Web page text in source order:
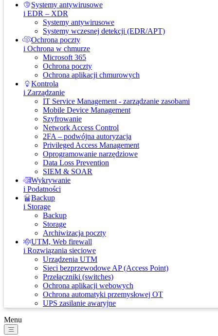
Systemy antywirusowe
i EDR – XDR
Systemy antywirusowe
Systemy wczesnej detekcji (EDR/APT)
Ochrona poczty
i Ochrona w chmurze
Microsoft 365
Ochrona poczty
Ochrona aplikacji chmurowych
Kontrola
i Zarządzanie
IT Service Management - zarządzanie zasobami
Mobile Device Management
Szyfrowanie
Network Access Control
2FA – podwójna autoryzacja
Privileged Access Management
Oprogramowanie narzędziowe
Data Loss Prevention
SIEM & SOAR
Wykrywanie
i Podatności
Backup
i Storage
Backup
Storage
Archiwizacja poczty
UTM, Web firewall
i Rozwiązania sieciowe
Urządzenia UTM
Sieci bezprzewodowe AP (Access Point)
Przełączniki (switches)
Ochrona aplikacji webowych
Ochrona automatyki przemysłowej OT
UPS zasilanie awaryjne
Menu